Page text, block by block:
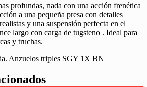
profundas, nada con una acción frenética
a una pequeña presa con detalles
y una suspensión perfecta en el
largo con carga de tugsteno . Ideal para
y truchas.
Anzuelos triples SGY 1X BN